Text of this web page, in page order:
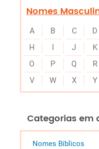
Nomes
A B C D
H
I J K
O
P Q R
V
W X Y
Categorias em
Nomes Bíblicos